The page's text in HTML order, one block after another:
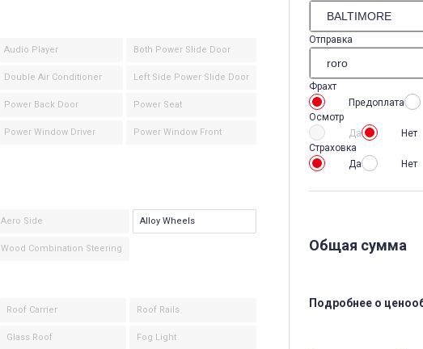
Отправка
Фрахт
Предоплата
Осмотр
Да
Нет
Страховка
Да
Нет
Общая сумма
Подробнее о
Audio Player Both Power Slide Door
Double Air Conditioner Left Side Power Slide Door
Power Back Door Power Seat
Power Window Driver Power Window Front
Aero Side Alloy Wheels
Wood Combination Steering
Roof Carrier Roof Rails
Glass Roof Fog Light